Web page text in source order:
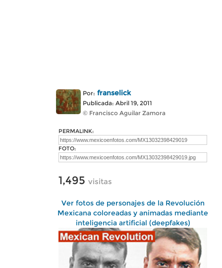
Por: franselick
Publicada: Abril 19, 2011
© Francisco Aguilar Zamora
PERMALINK:
FOTO:
1,495 visitas
Ver fotos de personajes de la Revolución
Mexicana coloreadas y animadas mediante
inteligencia artificial (deepfakes)